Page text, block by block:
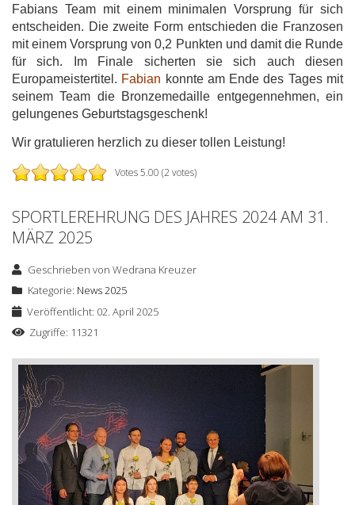
Fabians Team mit einem minimalen Vorsprung für sich
entscheiden. Die zweite Form entschieden die Franzosen
mit einem Vorsprung von 0,2 Punkten und damit die Runde
für sich. Im Finale sicherten sie sich auch diesen
Europameistertitel. Fabian konnte am Ende des Tages mit
seinem Team die Bronzemedaille entgegennehmen, ein
gelungenes Geburtstagsgeschenk!
Wir gratulieren herzlich zu dieser tollen Leistung!
Votes 5.00 (2 votes)
SPORTLEREHRUNG DES JAHRES 2024 AM 31.
MÄRZ 2025
Geschrieben vonWedrana Kreuzer
Kategorie: News 2025
Veröffentlicht: 02. April 2025
Zugriffe: 11321